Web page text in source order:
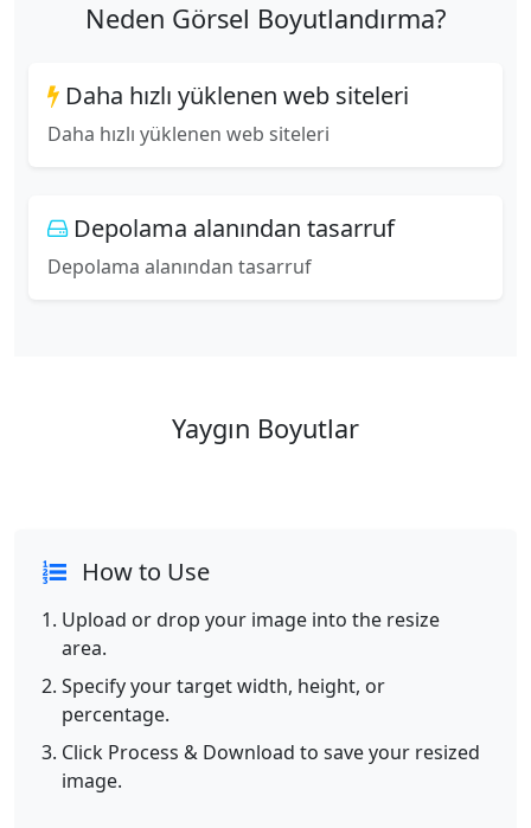
Neden Görsel Boyutlandırma?
Daha hızlı yüklenen web siteleri
Daha hızlı yüklenen web siteleri
Depolama alanından tasarruf
Depolama alanından tasarruf
Yaygın Boyutlar
How to Use
Upload or drop your image into the resize
area.
Specify your target width, height, or
percentage.
Click Process & Download to save your resized
image.